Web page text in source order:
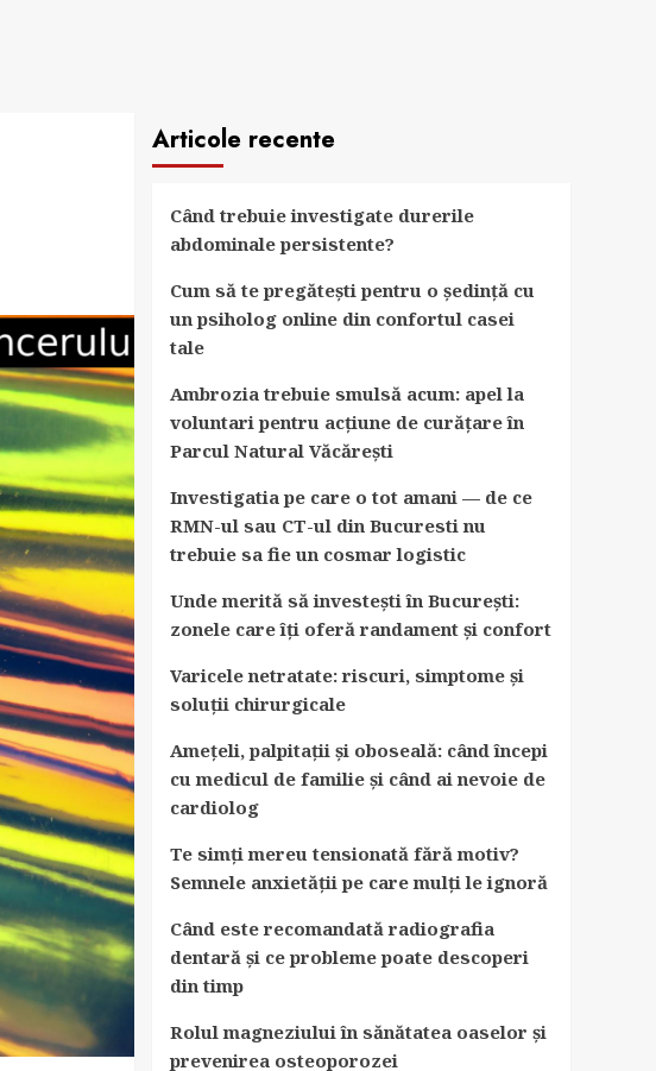
Articole recente
Când trebuie investigate durerile
abdominale persistente?
Cum să te pregătești pentru o ședință cu
un psiholog online din confortul casei
tale
Ambrozia trebuie smulsă acum: apel la
voluntari pentru acțiune de curățare în
Parcul Natural Văcărești
Investigatia pe care o tot amani — de ce
RMN-ul sau CT-ul din Bucuresti nu
trebuie sa fie un cosmar logistic
Unde merită să investești în București:
zonele care îți oferă randament și confort
Varicele netratate: riscuri, simptome și
soluții chirurgicale
Amețeli, palpitații și oboseală: când începi
cu medicul de familie și când ai nevoie de
cardiolog
Te simți mereu tensionată fără motiv?
Semnele anxietății pe care mulți le ignoră
Când este recomandată radiografia
dentară și ce probleme poate descoperi
din timp
Rolul magneziului în sănătatea oaselor și
prevenirea osteoporozei